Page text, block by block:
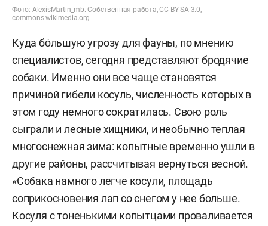
Фото: AlexisMartin_mb. Собственная работа, CC BY-SA 3.0,
commons.wikimedia.org
Куда бо́льшую угрозу для фауны, по мнению
специалистов, сегодня представляют бродячие
собаки. Именно они все чаще становятся
причиной гибели косуль, численность которых в
этом году немного сократилась. Свою роль
сыграли и лесные хищники, и необычно теплая
многоснежная зима: копытные временно ушли в
другие районы, рассчитывая вернуться весной.
«Собака намного легче косули, площадь
соприкосновения лап со снегом у нее больше.
Косуля с тоненькими копытцами проваливается